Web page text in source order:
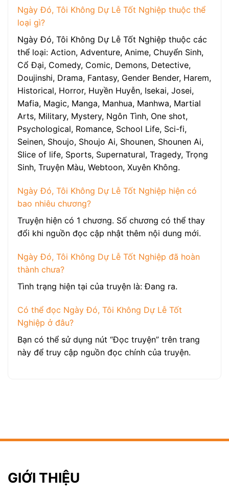
Ngày Đó, Tôi Không Dự Lễ Tốt Nghiệp thuộc thể
loại gì?
Ngày Đó, Tôi Không Dự Lễ Tốt Nghiệp thuộc các
thể loại: Action, Adventure, Anime, Chuyển Sinh,
Cổ Đại, Comedy, Comic, Demons, Detective,
Doujinshi, Drama, Fantasy, Gender Bender, Harem,
Historical, Horror, Huyền Huyễn, Isekai, Josei,
Mafia, Magic, Manga, Manhua, Manhwa, Martial
Arts, Military, Mystery, Ngôn Tình, One shot,
Psychological, Romance, School Life, Sci-fi,
Seinen, Shoujo, Shoujo Ai, Shounen, Shounen Ai,
Slice of life, Sports, Supernatural, Tragedy, Trọng
Sinh, Truyện Màu, Webtoon, Xuyên Không.
Ngày Đó, Tôi Không Dự Lễ Tốt Nghiệp hiện có
bao nhiêu chương?
Truyện hiện có 1 chương. Số chương có thể thay
đổi khi nguồn đọc cập nhật thêm nội dung mới.
Ngày Đó, Tôi Không Dự Lễ Tốt Nghiệp đã hoàn
thành chưa?
Tình trạng hiện tại của truyện là: Đang ra.
Có thể đọc Ngày Đó, Tôi Không Dự Lễ Tốt
Nghiệp ở đâu?
Bạn có thể sử dụng nút “Đọc truyện” trên trang
này để truy cập nguồn đọc chính của truyện.
GIỚI THIỆU